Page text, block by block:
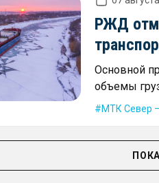
РЖД
Основной
объемы
МТК Север